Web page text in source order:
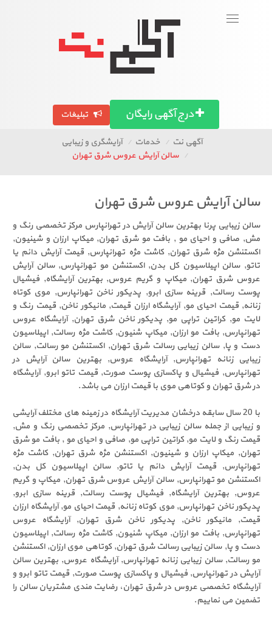
آگهی استان ها
Toggle
درج آگهی رایگان تبلیغات
آگهی نت خدمات
آرایشگری و زیبایی
سالن آرایش عروس شرق تهران
سالن آرایش عروس شرق تهران
سالن زیبایی پرنا بهترین سالن آرایش در تهرانپارس مرکز تخصصی رنگ و
مش, صافی و احیای مو , بافت مو شرق تهران, میکاپ ارزان و شینیون,
اکستنشن مژه شرق تهران, کاشت مژه تهرانپارس, قیمت آرایش دائم یا
تاتو, سالن اپیلاسیون کل بدن, اکستنشن مو تهرانپارس, سالن آرایش
عروس شرق تهران, میکاپ و گریم عروس, بهترین آرایشگاه, فیشیال
پوست رسالت, قرینه سازی ابرو, پدیکور ناخن تهرانپارس, موی کوتاه
زنانه, قیمت احیای مو, آرایشگاه ارزان قیمت, مانیکور ناخن, قیمت رنگ و
لایت مو, کراتین تراپی مو, پدیکور ناخن شرق تهران, آرایشگاه عروس
تهرانپارس, بافت مو ارزان, میکاپ شنیون, کاشت مژه رسالت, اپیلاسیون
دست و پا, سالن زیبایی رسالت شرق تهران, اکستنشن مو رسالت, سالن
زیبایی زنانه تهرانپارس, آرایشگاه عروس, بهترین سالن آرایش در
تهرانپارس, فیشیال و پاکسازی پوست صورت, قیمت تاتو ابرو, آرایشگاه
در شرق تهران و کوتاهی موی با قیمت ارزان می باشد.
با 20 سال سابقه درخشان مدیریت آرایشگاه در زمینه های مختلف آرایشی
و زیبایی از جمله سالن زیبایی در تهرانپارس, مرکز تخصصی رنگ و مش,
قیمت رنگ و لایت مو, کراتین تراپی مو, صافی و احیای مو , بافت مو شرق
تهران, میکاپ ارزان و شینیون, اکستنشن مژه شرق تهران, کاشت مژه
تهرانپارس, قیمت آرایش دائم یا تاتو, سالن اپیلاسیون کل بدن,
اکستنشن مو تهرانپارس, سالن آرایش عروس شرق تهران, میکاپ و گریم
عروس, بهترین آرایشگاه, فیشیال پوست رسالت, قرینه سازی ابرو,
پدیکور ناخن تهرانپارس, موی کوتاه زنانه, قیمت احیای مو, آرایشگاه ارزان
قیمت, مانیکور ناخن, پدیکور ناخن شرق تهران, آرایشگاه عروس
تهرانپارس, بافت مو ارزان, میکاپ شنیون, کاشت مژه رسالت, اپیلاسیون
دست و پا, سالن زیبایی رسالت شرق تهران, کوتاهی موی ارزان, اکستنشن
مو رسالت, سالن زیبایی زنانه تهرانپارس, آرایشگاه عروس, بهترین سالن
آرایش در تهرانپارس, فیشیال و پاکسازی پوست صورت, قیمت تاتو ابرو و
آرایشگاه تخصصی عروس در شرق تهران، رضایت مندی مشتریان سالن را
تضمین می نماییم.